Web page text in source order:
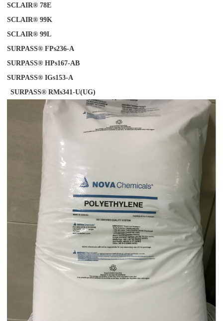
SCLAIR® 78E
SCLAIR® 99K
SCLAIR® 99L
SURPASS® FPs236-A
SURPASS® HPs167-AB
SURPASS® IGs153-A
SURPASS® RMs341-U(UG)